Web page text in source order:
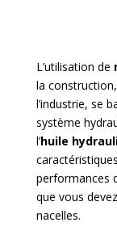
L’utilisation de
la
l’industrie, se
système
l’huile
performances
que vous
nacelles.